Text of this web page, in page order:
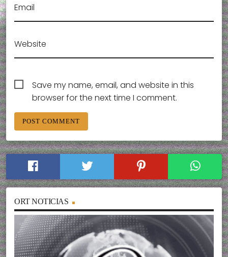
Email
Website
Save my name, email, and website in this
browser for the next time I comment.
ORT NOTICIAS